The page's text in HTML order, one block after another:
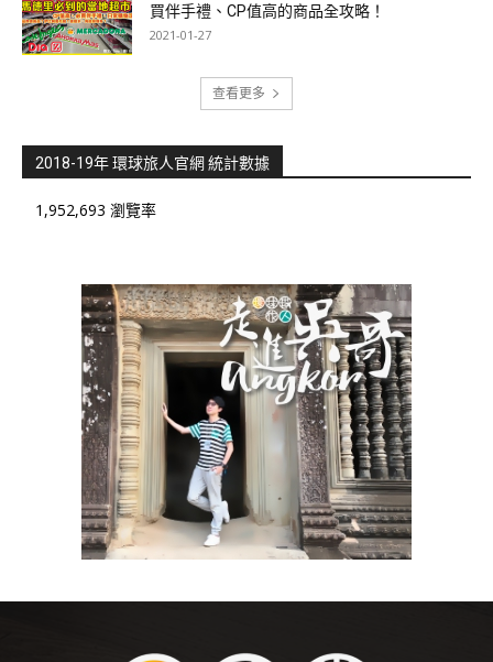
買伴手禮、CP值高的商品全攻略！
2021-01-27
查看更多
2018-19年 環球旅人官網 統計數據
1,952,693 瀏覽率